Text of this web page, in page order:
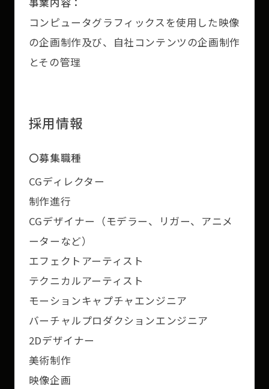
コンピュータグラフィックスを使用した映像
の企画制作及び、自社コンテンツの企画制作
とその管理
採用情報
〇募集職種
CGディレクター
制作進行
CGデザイナー（モデラー、リガー、アニメ
ーターなど）
エフェクトアーティスト
テクニカルアーティスト
モーションキャプチャエンジニア
バーチャルプロダクションエンジニア
2Dデザイナー
美術制作
映像企画